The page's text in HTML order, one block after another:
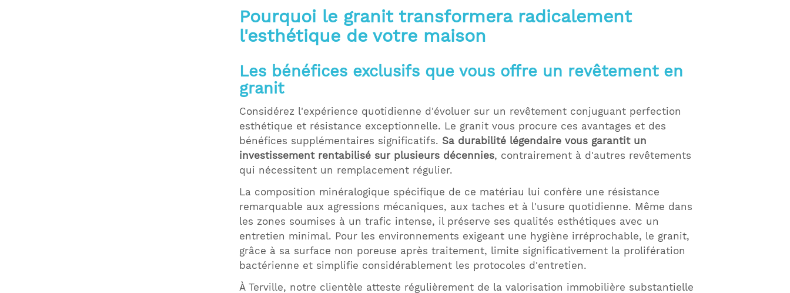
Pourquoi le granit transformera radicalement
l'esthétique de votre maison
Les bénéfices exclusifs que vous offre un revêtement en
granit
Considérez l'expérience quotidienne d'évoluer sur un revêtement conjuguant perfection
esthétique et résistance exceptionnelle. Le granit vous procure ces avantages et des
bénéfices supplémentaires significatifs. Sa durabilité légendaire vous garantit un
investissement rentabilisé sur plusieurs décennies, contrairement à d'autres revêtements
qui nécessitent un remplacement régulier.
La composition minéralogique spécifique de ce matériau lui confère une résistance
remarquable aux agressions mécaniques, aux taches et à l'usure quotidienne. Même dans
les zones soumises à un trafic intense, il préserve ses qualités esthétiques avec un
entretien minimal. Pour les environnements exigeant une hygiène irréprochable, le granit,
grâce à sa surface non poreuse après traitement, limite significativement la prolifération
bactérienne et simplifie considérablement les protocoles d'entretien.
À Terville, notre clientèle atteste régulièrement de la valorisation immobilière substantielle